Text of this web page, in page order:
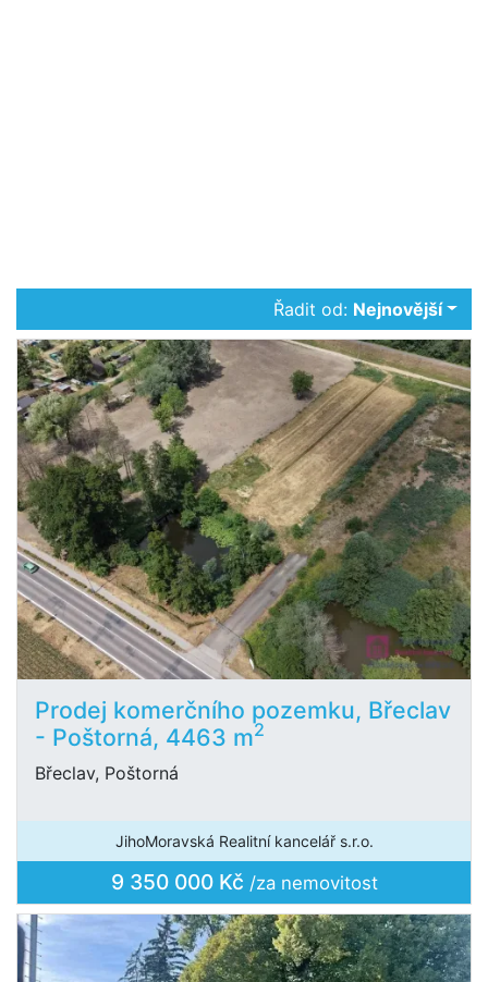
Řadit od: Nejnovější
Prodej komerčního pozemku, Břeclav
- Poštorná, 4463 m2
Břeclav, Poštorná
JihoMoravská Realitní kancelář s.r.o.
9 350 000 Kč /za nemovitost